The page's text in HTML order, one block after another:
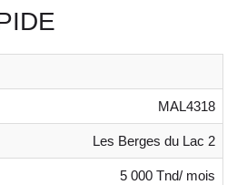
MAL4318
Les Berges du Lac 2
5 000 Tnd/ mois